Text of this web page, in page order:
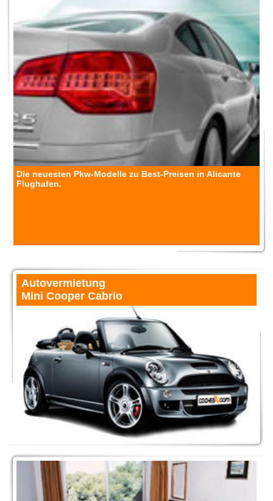
Die neuesten Pkw-Modelle zu Best-Preisen in Alicante
Flughafen.
Autovermietung
Mini Cooper Cabrio